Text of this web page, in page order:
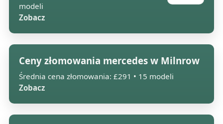
modeli
Zobacz
Ceny złomowania mercedes w Milnrow
Średnia cena złomowania: £291 • 15 modeli
Zobacz